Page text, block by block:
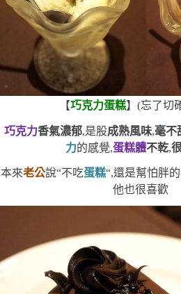
【巧克力蛋糕】 (忘了切
巧克力香氣濃郁,是股成熟風味,毫不
力的感覺,蛋糕體不乾,
本來老公說“不吃蛋糕“,還是幫怕胖
他也很喜歡